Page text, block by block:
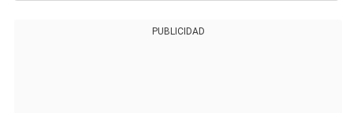
PUBLICIDAD